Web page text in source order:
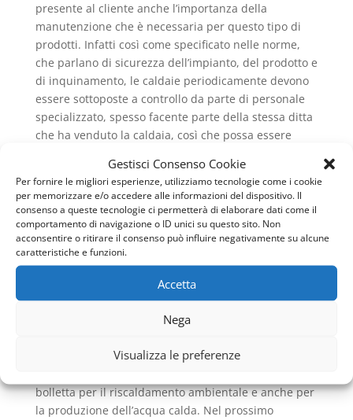
Gestisci Consenso Cookie
Per fornire le migliori esperienze, utilizziamo tecnologie come i cookie
per memorizzare e/o accedere alle informazioni del dispositivo. Il
consenso a queste tecnologie ci permetterà di elaborare dati come il
comportamento di navigazione o ID unici su questo sito. Non
acconsentire o ritirare il consenso può influire negativamente su alcune
caratteristiche e funzioni.
Accetta
Nega
Visualizza le preferenze
presente al cliente anche l’importanza della
manutenzione che è necessaria per questo tipo di
prodotti. Infatti così come specificato nelle norme,
che parlano di sicurezza dell’impianto, del prodotto e
di inquinamento, le caldaie periodicamente devono
essere sottoposte a controllo da parte di personale
specializzato, spesso facente parte della stessa ditta
che ha venduto la caldaia, così che possa essere
scarico e in generale l’impianto di riscaldamento. Un
impianto funzionante sarà sicuro e non metterà in
pericolo chi abiti nell’ambiente domestico.
Una caldaia che abbia delle perdite e che sia poco
efficiente sarà davvero pericolosa e potrebbe
sia a norma inquinerà molto meno rispetto ad uno
continuamente la temperatura per problemi di
bolletta per il riscaldamento ambientale e anche per
la produzione dell’acqua calda. Nel prossimo